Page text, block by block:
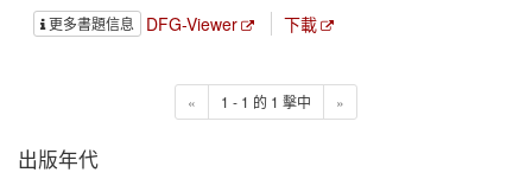
更多書題信息 DFG-Viewer 下載
« 1 - 1 的 1 擊中 »
出版年代